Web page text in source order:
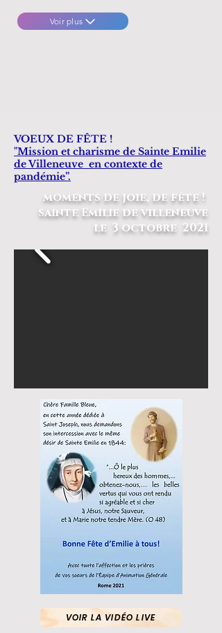
Voir plus
VOEUX DE FÊTE !
"Mission et charisme de Sainte Emilie
de Villeneuve en contexte de
pandémie”.
moments de joie, de fête !
sainte Emilie de villeneuve
le 3 octobre 2021
VOIR LA VIDÉO LIVE